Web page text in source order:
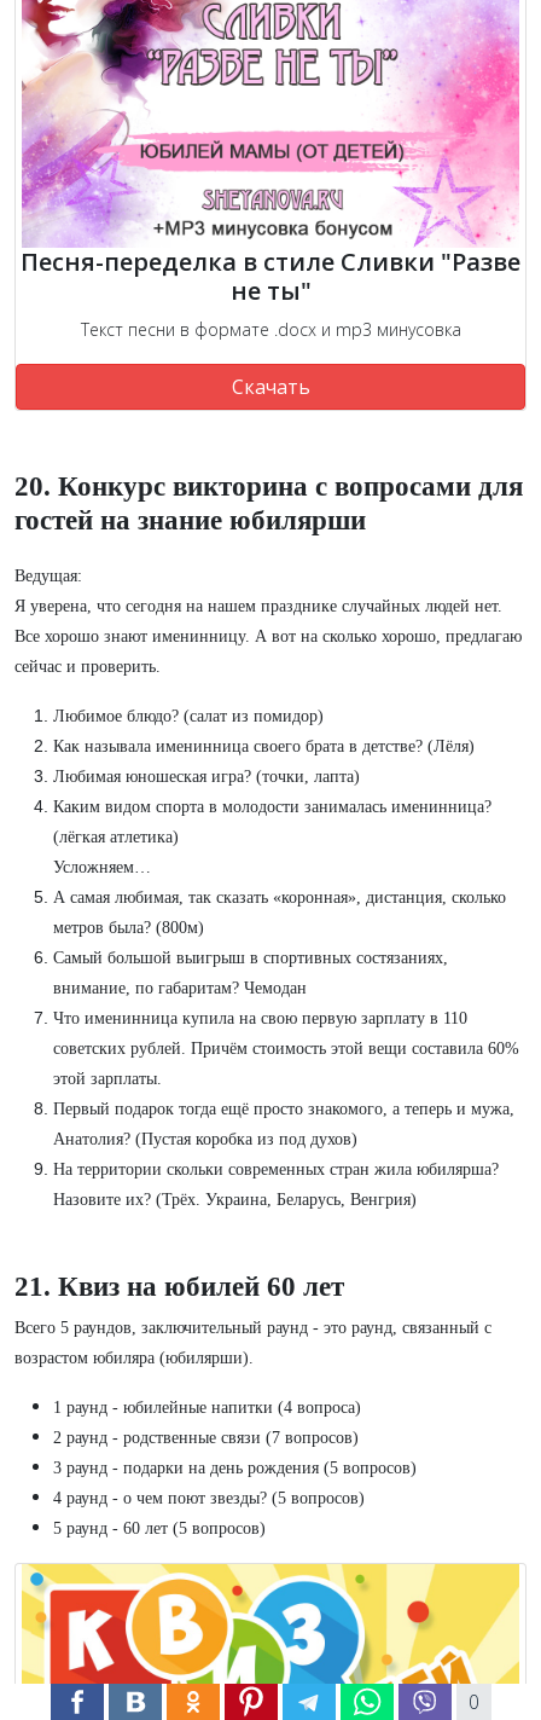
Песня-переделка в стиле Сливки "Разве
не ты"
Текст песни в формате .docx и mp3 минусовка
Скачать
20. Конкурс викторина с вопросами для
гостей на знание юбилярши
Ведущая:
Я уверена, что сегодня на нашем празднике случайных людей нет.
Все хорошо знают именинницу. А вот на сколько хорошо, предлагаю
сейчас и проверить.
Любимое блюдо? (салат из помидор)
Как называла именинница своего брата в детстве? (Лёля)
Любимая юношеская игра? (точки, лапта)
Каким видом спорта в молодости занималась именинница?
(лёгкая атлетика)
Усложняем…
А самая любимая, так сказать «коронная», дистанция, сколько
метров была? (800м)
Самый большой выигрыш в спортивных состязаниях,
внимание, по габаритам? Чемодан
Что именинница купила на свою первую зарплату в 110
советских рублей. Причём стоимость этой вещи составила 60%
этой зарплаты.
Первый подарок тогда ещё просто знакомого, а теперь и мужа,
Анатолия? (Пустая коробка из под духов)
На территории скольки современных стран жила юбилярша?
Назовите их? (Трёх. Украина, Беларусь, Венгрия)
21. Квиз на юбилей 60 лет
Всего 5 раундов, заключительный раунд - это раунд, связанный с
возрастом юбиляра (юбилярши).
1 раунд - юбилейные напитки (4 вопроса)
2 раунд - родственные связи (7 вопросов)
3 раунд - подарки на день рождения (5 вопросов)
4 раунд - о чем поют звезды? (5 вопросов)
5 раунд - 60 лет (5 вопросов)
0